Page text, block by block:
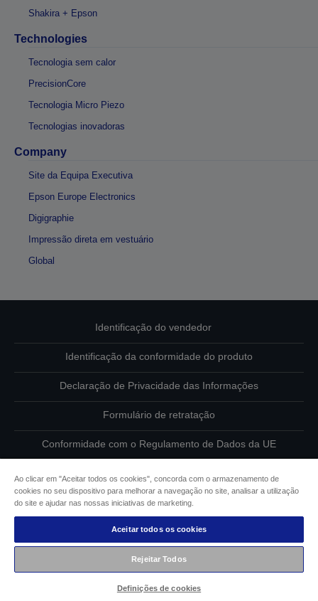
Shakira + Epson
Technologies
Tecnologia sem calor
PrecisionCore
Tecnologia Micro Piezo
Tecnologias inovadoras
Company
Site da Equipa Executiva
Epson Europe Electronics
Digigraphie
Impressão direta em vestuário
Global
Identificação do vendedor
Identificação da conformidade do produto
Declaração de Privacidade das Informações
Formulário de retratação
Conformidade com o Regulamento de Dados da UE
Informações sobre cookies
Compromisso da Epson para com a acessibilidade
Copyright © 2026 Seiko Epson
Ao clicar em "Aceitar todos os cookies", concorda com o armazenamento de
cookies no seu dispositivo para melhorar a navegação no site, analisar a utilização
do site e ajudar nas nossas iniciativas de marketing.
Aceitar todos os cookies
Rejeitar Todos
Definições de cookies